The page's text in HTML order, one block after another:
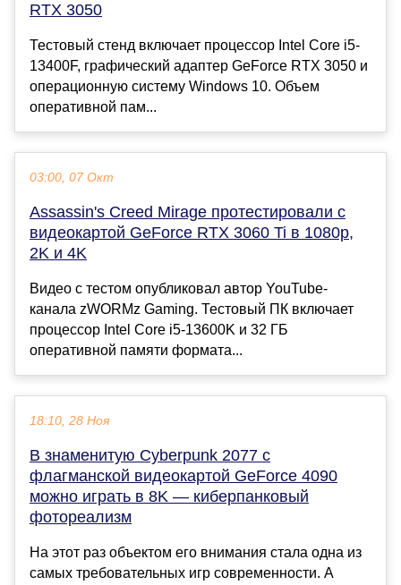
RTX 3050
Тестовый стенд включает процессор Intel Core i5-
13400F, графический адаптер GeForce RTX 3050 и
операционную систему Windows 10. Объем
оперативной пам...
03:00, 07 Окт
Assassin's Creed Mirage протестировали с
видеокартой GeForce RTX 3060 Ti в 1080p,
2K и 4K
Видео с тестом опубликовал автор YouTube-
канала zWORMz Gaming. Тестовый ПК включает
процессор Intel Core i5-13600K и 32 ГБ
оперативной памяти формата...
18:10, 28 Ноя
В знаменитую Cyberpunk 2077 с
флагманской видеокартой GeForce 4090
можно играть в 8K — киберпанковый
фотореализм
На этот раз объектом его внимания стала одна из
самых требовательных игр современности. А